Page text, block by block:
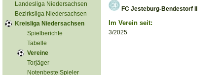
Landesliga Niedersachsen
Bezirksliga Niedersachsen
Kreisliga Niedersachsen
Spielberichte
Tabelle
Vereine
Torjäger
Notenbeste Spieler
FC Jesteburg-Bendestorf II
Im Verein seit:
3/2025